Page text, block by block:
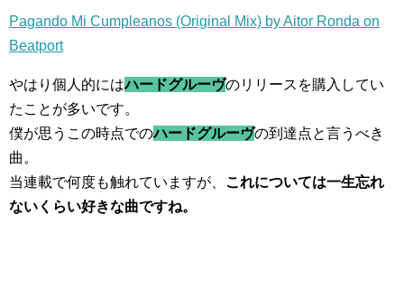
Pagando Mi Cumpleanos (Original Mix) by Aitor Ronda on
Beatport
やはり個人的にはハードグルーヴのリリースを購入してい
たことが多いです。
僕が思うこの時点でのハードグルーヴの到達点と言うべき
曲。
当連載で何度も触れていますが、 これについては一生忘れ
ないくらい好きな曲ですね。